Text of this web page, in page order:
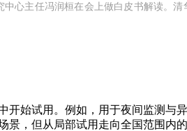
心主任冯润桓在会上做白皮书解读。清
开始试用。例如，用于夜间监测
，但从局部试用走向全国范围内